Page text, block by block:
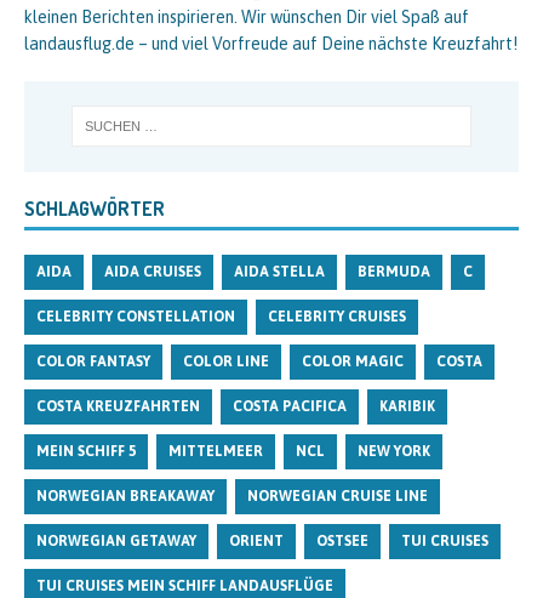
kleinen Berichten inspirieren. Wir wünschen Dir viel Spaß auf
landausflug.de – und viel Vorfreude auf Deine nächste Kreuzfahrt!
SCHLAGWÖRTER
AIDA AIDA CRUISES AIDA STELLA BERMUDA C
CELEBRITY CONSTELLATION CELEBRITY CRUISES
COLOR FANTASY COLOR LINE COLOR MAGIC COSTA
COSTA KREUZFAHRTEN COSTA PACIFICA KARIBIK
MEIN SCHIFF 5 MITTELMEER NCL NEW YORK
NORWEGIAN BREAKAWAY NORWEGIAN CRUISE LINE
NORWEGIAN GETAWAY ORIENT OSTSEE TUI CRUISES
TUI CRUISES MEIN SCHIFF LANDAUSFLÜGE